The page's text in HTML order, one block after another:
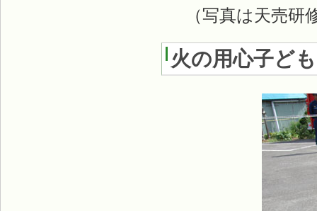
（写真は天売研
火の用心子ど